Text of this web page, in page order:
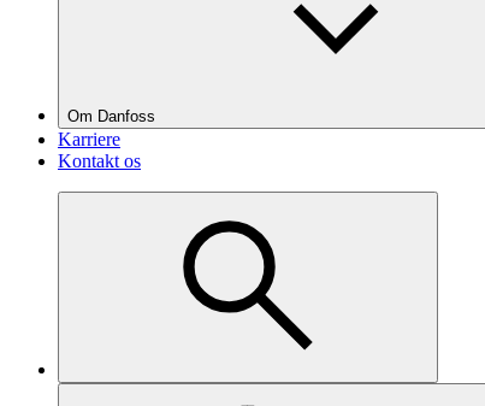
Om Danfoss
Karriere
Kontakt os